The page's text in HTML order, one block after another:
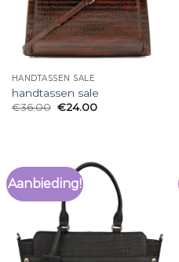
HANDTASSEN SALE
handtassen sale
€36.00 €24.00
Aanbieding!